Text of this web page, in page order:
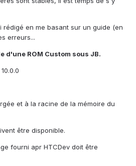
en me basant sur un guide (en
erreurs...
d'une ROM Custom sous JB.
et à la racine de la mémoire du
être disponible.
fourni apr HTCDev doit être